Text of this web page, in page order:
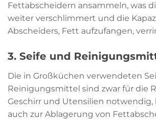
Fettabscheidern ansammeln, was
weiter verschlimmert und die
Abscheiders, Fett aufzufangen,
3. Seife und
Die in Großküchen verwendeten
Reinigungsmittel sind zwar für die
Geschirr und Utensilien notwendig,
auch zur Ablagerung von